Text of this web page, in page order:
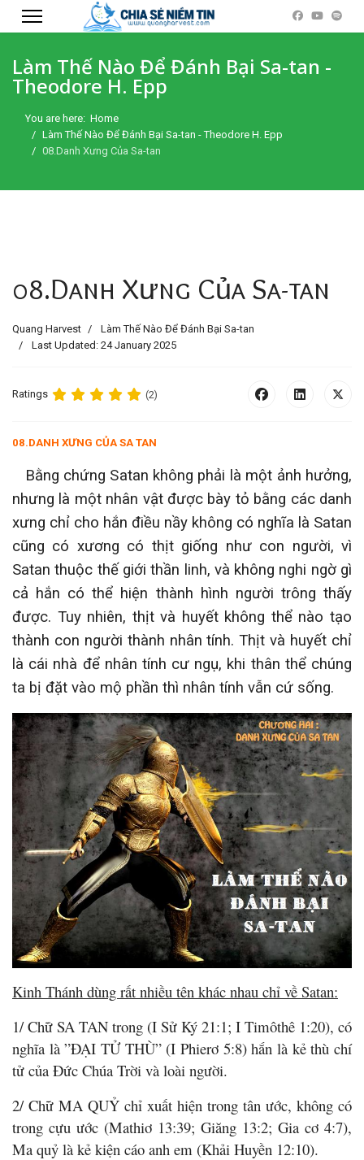
Làm Thế Nào Để Đánh Bại Sa-tan -
Theodore H. Epp
You are here: Home
Làm Thế Nào Để Đánh Bại Sa-tan - Theodore H. Epp
08.Danh Xưng Của Sa-tan
08.Danh Xưng Của Sa-tan
Quang Harvest
Làm Thế Nào Để Đánh Bại Sa-tan
Last Updated: 24 January 2025
Ratings (2)
08.DANH XƯNG CỦA SA TAN
Bằng chứng Satan không phải là một ảnh hưởng,
nhưng là một nhân vật được bày tỏ bằng các danh
xưng chỉ cho hắn điều nầy không có nghĩa là Satan
cũng có xương có thịt giống như con người, vì
Satan thuộc thế giới thần linh, và không nghi ngờ gì
cả hắn có thể hiện thành hình người trông thấy
được. Tuy nhiên, thịt và huyết không thể nào tạo
thành con người thành nhân tính. Thịt và huyết chỉ
là cái nhà để nhân tính cư ngụ, khi thân thể chúng
ta bị đặt vào mộ phần thì nhân tính vẫn cứ sống.
Kinh Thánh dùng rất nhiều tên khác nhau chỉ về Satan:
1/ Chữ SA TAN trong (I Sử Ký 21:1; I Timôthê 1:20), có
nghĩa là ”ĐẠI TỬ THÙ” (I Phierơ 5:8) hắn là kẻ thù chí
tử của Đức Chúa Trời và loài người.
2/ Chữ MA QUỶ chỉ xuất hiện trong tân ước, không có
trong cựu ước (Mathiơ 13:39; Giăng 13:2; Gia cơ 4:7),
Ma quỷ là kẻ kiện cáo anh em (Khải Huyền 12:10).